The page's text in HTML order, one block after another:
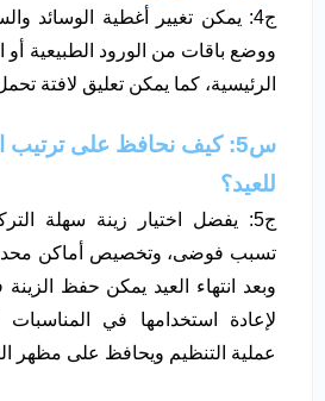
ج4: يمكن تغيير أغطية الوسائد
ووضع باقات من الورود الطبيعية أو
الرئيسية، كما يمكن تعليق لافتة
س5: كيف نحافظ على ترتيب
للعيد؟
ج5: يفضل اختيار زينة سهلة
تسبب فوضى، وتخصيص أماكن
وبعد انتهاء العيد يمكن حفظ
لإعادة استخدامها في
عملية التنظيم ويحافظ على مظهر